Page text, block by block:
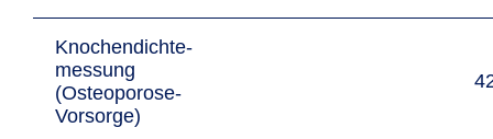
Knochendichte­
messung
(Osteoporose-
Vorsorge)